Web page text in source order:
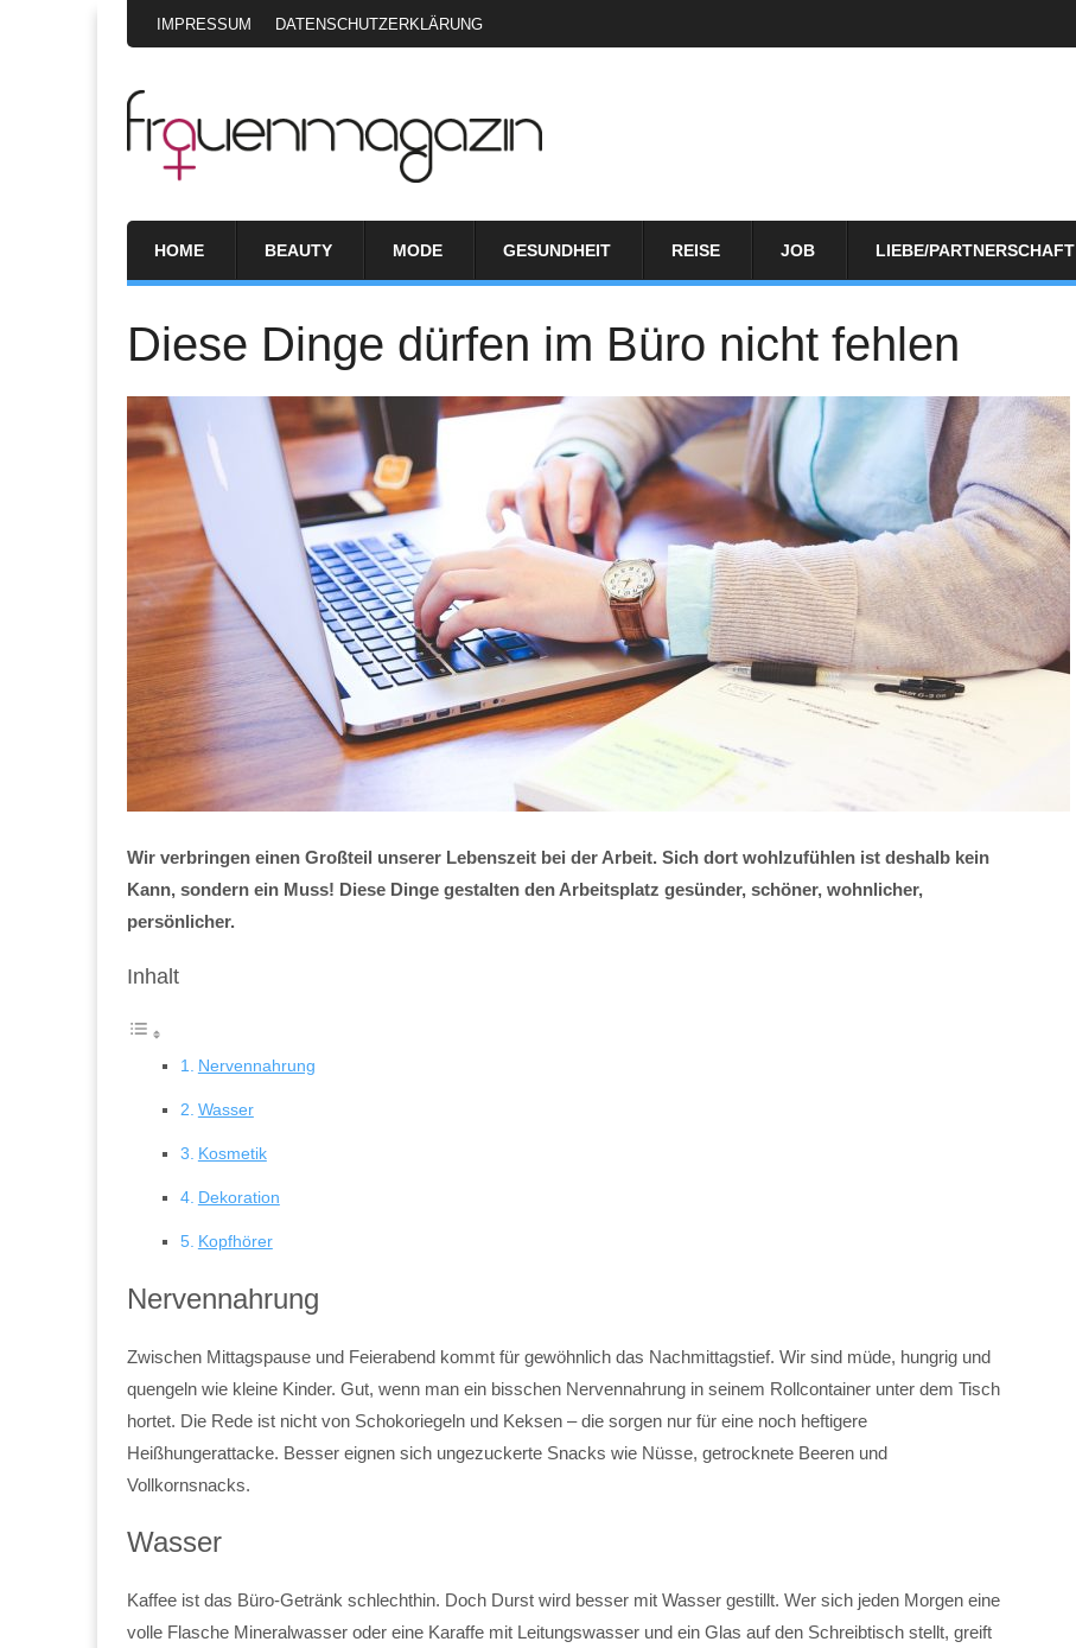
IMPRESSUM DATENSCHUTZERKLÄRUNG
HOME BEAUTY MODE GESUNDHEIT REISE JOB LIEBE/PARTNERSCHAFT
Diese Dinge dürfen im Büro nicht fehlen
Wir verbringen einen Großteil unserer Lebenszeit bei der Arbeit. Sich dort wohlzufühlen ist deshalb kein
Kann, sondern ein Muss! Diese Dinge gestalten den Arbeitsplatz gesünder, schöner, wohnlicher,
persönlicher.
Inhalt
Nervennahrung
Wasser
Kosmetik
Dekoration
Kopfhörer
Nervennahrung
Zwischen Mittagspause und Feierabend kommt für gewöhnlich das Nachmittagstief. Wir sind müde, hungrig und
quengeln wie kleine Kinder. Gut, wenn man ein bisschen Nervennahrung in seinem Rollcontainer unter dem Tisch
hortet. Die Rede ist nicht von Schokoriegeln und Keksen – die sorgen nur für eine noch heftigere
Heißhungerattacke. Besser eignen sich ungezuckerte Snacks wie Nüsse, getrocknete Beeren und
Vollkornsnacks.
Wasser
Kaffee ist das Büro-Getränk schlechthin. Doch Durst wird besser mit Wasser gestillt. Wer sich jeden Morgen eine
volle Flasche Mineralwasser oder eine Karaffe mit Leitungswasser und ein Glas auf den Schreibtisch stellt, greift